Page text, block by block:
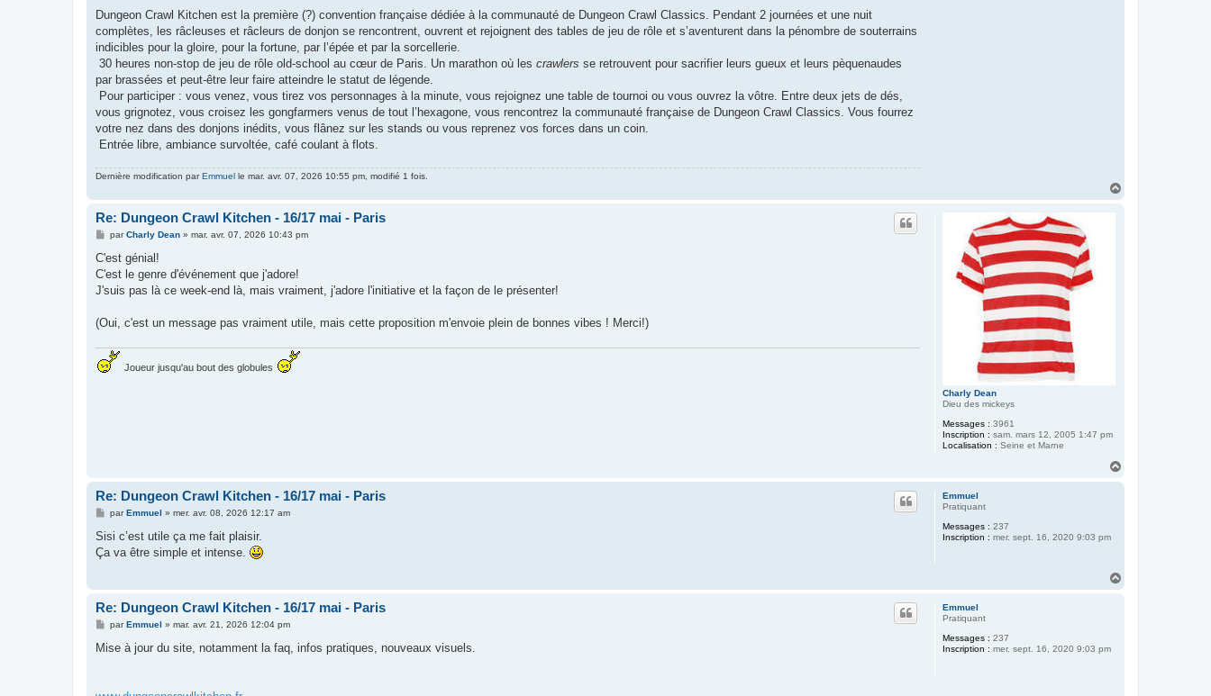
Dungeon Crawl Kitchen est la première (?) convention française dédiée à la communauté de Dungeon Crawl Classics. Pendant 2 journées et une nuit
complètes, les râcleuses et râcleurs de donjon se rencontrent, ouvrent et rejoignent des tables de jeu de rôle et s’aventurent dans la pénombre de souterrains
indicibles pour la gloire, pour la fortune, par l’épée et par la sorcellerie.
30 heures non-stop de jeu de rôle old-school au cœur de Paris. Un marathon où les crawlers se retrouvent pour sacrifier leurs gueux et leurs pèquenaudes
par brassées et peut-être leur faire atteindre le statut de légende.
Pour participer : vous venez, vous tirez vos personnages à la minute, vous rejoignez une table de tournoi ou vous ouvrez la vôtre. Entre deux jets de dés,
vous grignotez, vous croisez les gongfarmers venus de tout l’hexagone, vous rencontrez la communauté française de Dungeon Crawl Classics. Vous fourrez
votre nez dans des donjons inédits, vous flânez sur les stands ou vous reprenez vos forces dans un coin.
Entrée libre, ambiance survoltée, café coulant à flots.
Dernière modification parEmmuel le mar. avr. 07, 2026 10:55 pm, modifié 1 fois.
Charly Dean
Dieu des mickeys
Messages : 3961
Inscription : sam. mars 12, 2005 1:47 pm
Localisation : Seine et Marne
Re: Dungeon Crawl Kitchen - 16/17 mai - Paris
M
s
a
g
parCharly Dean» mar. avr. 07, 2026 10:43 pm
C'est génial!
C'est le genre d'événement que j'adore!
J'suis pas là ce week-end là, mais vraiment, j'adore l'initiative et la façon de le présenter!
(Oui, c'est un message pas vraiment utile, mais cette proposition m'envoie plein de bonnes vibes ! Merci!)
Joueur jusqu'au bout des globules
Emmuel
Pratiquant
Messages : 237
Inscription : mer. sept. 16, 2020 9:03 pm
Re: Dungeon Crawl Kitchen - 16/17 mai - Paris
M
s
a
parEmmuel » mer. avr. 08, 2026 12:17 am
Sisi c’est utile ça me fait plaisir.
Ça va être simple et intense.
Emmuel
Pratiquant
Messages : 237
Inscription : mer. sept. 16, 2020 9:03 pm
Re: Dungeon Crawl Kitchen - 16/17 mai - Paris
M
s
parEmmuel » mar. avr. 21, 2026 12:04 pm
Mise à jour du site, notamment la faq, infos pratiques, nouveaux visuels.